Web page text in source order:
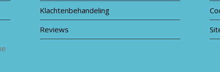
Klachtenbehandeling
Reviews